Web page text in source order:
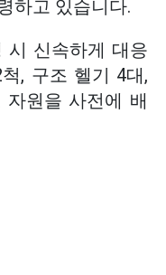
하고 있습니다.
시 신속하게 대응
, 구조 헬기 4대,
원을 사전에 배